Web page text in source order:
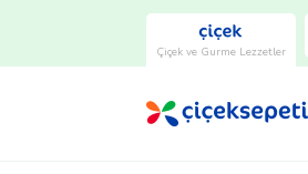
Çiçek ve Gurme Lezzetler